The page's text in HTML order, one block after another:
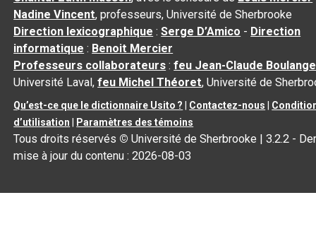
Nadine Vincent, professeurs, Université de Sherbrooke
Direction lexicographique :Serge D’Amico - Direction
informatique : Benoit Mercier
Professeurs collaborateurs :feu Jean-Claude
Université Laval,feu Michel Théoret, Université de
Qu’est-ce que le dictionnaire Usito ? Contactez-nous
d’utilisation
Paramètres des témoins
Tous droits réservés © Université de Sherbrooke |3.2.2 -
mise à jour du contenu :2026-08-03